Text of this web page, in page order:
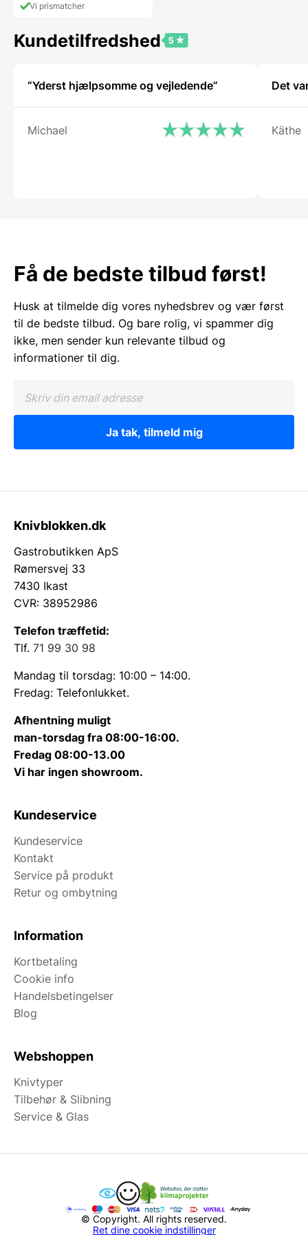
519,00 DKK.
prisVi prismatcher
Kundetilfredshed
“Yderst hjælpsomme og vejledende”
Michael
Det
Käthe
Få de bedste tilbud først!
Husk at tilmelde dig vores nyhedsbrev og vær først
til de bedste tilbud. Og bare rolig, vi spammer dig
ikke, men sender kun relevante tilbud og
informationer til dig.
Ja tak, tilmeld mig
Knivblokken.dk
Gastrobutikken ApS
Rømersvej 33
7430 Ikast
CVR: 38952986
Telefon træffetid:
Tlf. 71 99 30 98
Mandag til torsdag: 10:00 – 14:00.
Fredag: Telefonlukket.
Afhentning muligt
man-torsdag fra 08:00-16:00.
Fredag 08:00-13.00
Vi har ingen showroom.
Kundeservice
Kundeservice
Kontakt
Service på produkt
Retur og ombytning
Information
Kortbetaling
Cookie info
Handelsbetingelser
Blog
Webshoppen
Knivtyper
Tilbehør & Slibning
Service & Glas
© Copyright. All rights reserved.
Ret dine cookie indstillinger